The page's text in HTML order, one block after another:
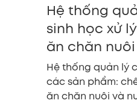
Hệ thống
sinh học xử
ăn chăn
Hệ thống quản lý
các sản phẩm:
ăn chăn nuôi và